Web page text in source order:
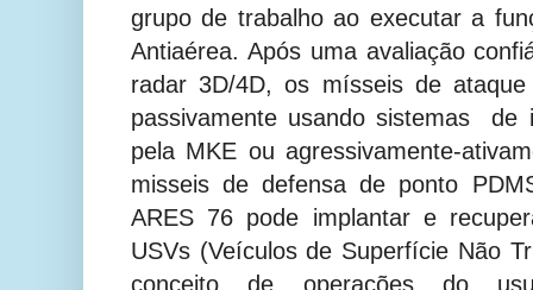
grupo de trabalho ao executar a
Antiaérea. Após uma avaliação
radar 3D/4D, os mísseis de
passivamente usando sistemas de
pela MKE ou agressivamente-
misseis de defensa de ponto
ARES 76 pode implantar e
USVs (Veículos de Superfície Não
conceito de operações do